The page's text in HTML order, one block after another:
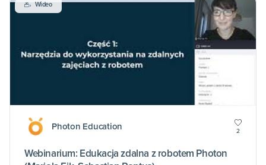
Wideo
Photon Education 2
Webinarium: Edukacja zdalna z robotem Photon